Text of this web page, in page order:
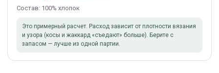
Состав: 100% хлопок
Это примерный расчет. Расход зависит от плотности вязания
и узора (косы и жаккард «съедают» больше). Берите с
запасом — лучше из одной партии.